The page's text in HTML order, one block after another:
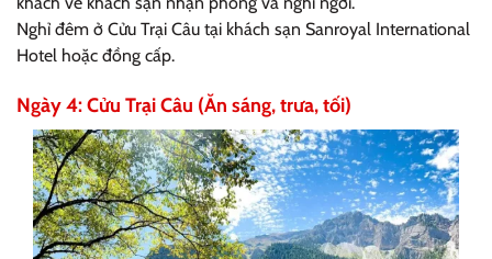
Nghỉ đêm ở Cửu Trại Câu tại khách sạn Sanroyal International
Hotel hoặc đồng cấp.
Ngày 4: Cửu Trại Câu (Ăn sáng, trưa, tối)